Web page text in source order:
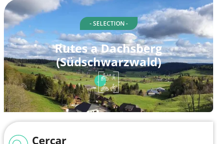
- SELECTION -
Rutes a Dachsberg
(Südschwarzwald)
Cercar